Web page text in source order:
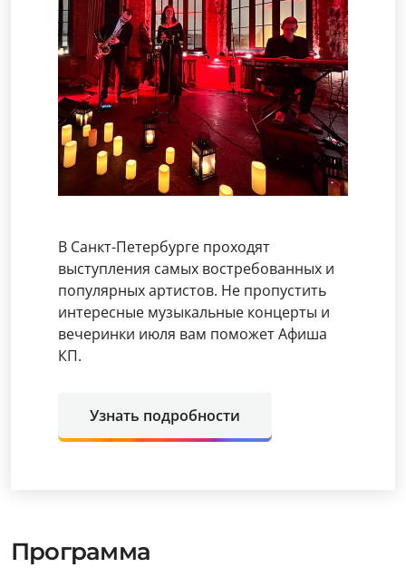
В Санкт-Петербурге проходят
выступления самых востребованных и
популярных артистов. Не пропустить
интересные музыкальные концерты и
вечеринки июля вам поможет Афиша
КП.
Узнать подробности
Программа